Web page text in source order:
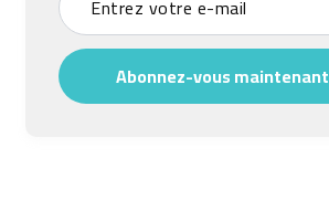
Abonnez-vous maintenant